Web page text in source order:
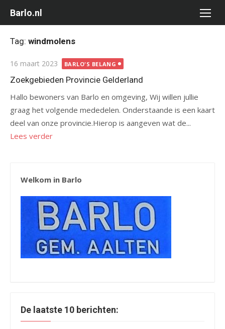
naar
inhoud
Barlo.nl
Tag: windmolens
Gepubliceerd
op
16 maart 2023 BARLO'S BELANG
Zoekgebieden Provincie Gelderland
Hallo bewoners van Barlo en omgeving, Wij willen jullie
graag het volgende mededelen. Onderstaande is een kaart
deel van onze provincie.Hierop is aangeven wat de...
Lees verder
Welkom in Barlo
De laatste 10 berichten: